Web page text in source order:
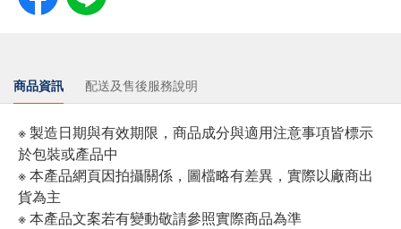
商品資訊 配送及售後服務說明
※ 製造日期與有效期限，商品成分與適用注意事項皆標示
於包裝或產品中
※ 本產品網頁因拍攝關係，圖檔略有差異，實際以廠商出
貨為主
※ 本產品文案若有變動敬請參照實際商品為準